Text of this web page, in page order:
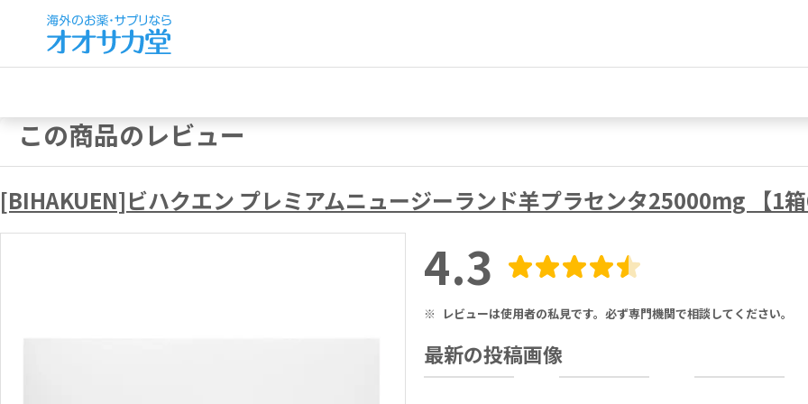
この商品のレビュー
[BIHAKUEN]ビハクエン プレミアムニュージーランド羊プラセンタ25000mg 【1
4.3
※ レビューは使用者の私見です。必ず専門機関で相談してください。
最新の投稿画像